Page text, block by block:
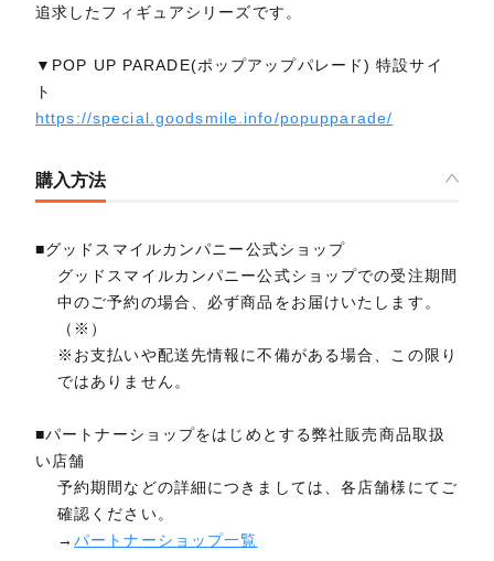
追求したフィギュアシリーズです。
▼POP UP PARADE(ポップアップパレード) 特設サイ
ト
https://special.goodsmile.info/popupparade/
購入方法
■グッドスマイルカンパニー公式ショップ
グッドスマイルカンパニー公式ショップでの受注期間
中のご予約の場合、必ず商品をお届けいたします。
（※）
※お支払いや配送先情報に不備がある場合、この限り
ではありません。
■パートナーショップをはじめとする弊社販売商品取扱
い店舗
予約期間などの詳細につきましては、各店舗様にてご
確認ください。
→パートナーショップ一覧